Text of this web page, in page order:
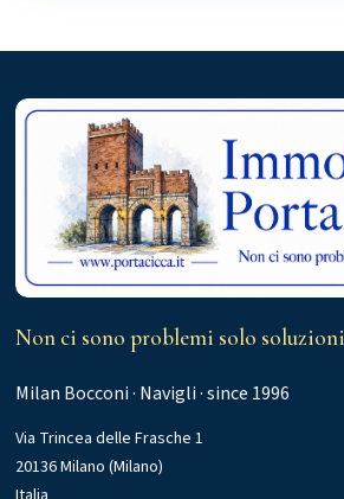
‹
1 / 2
RESIDENZIALE
Parking box Via Trani